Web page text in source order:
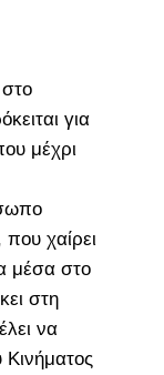
για
μέχρι
χαίρει
μέσα στο
στη
να